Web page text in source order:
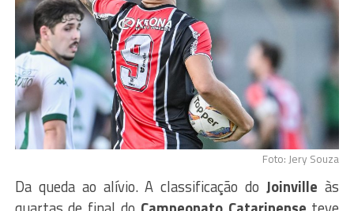
Foto: Jery Souza
Da queda ao alívio. A classificação doJoinville às